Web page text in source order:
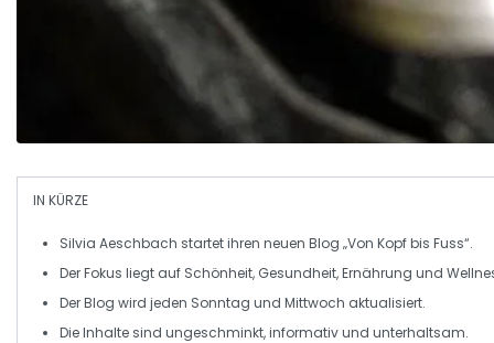
IN KÜRZE
Silvia Aeschbach startet ihren neuen Blog „Von Kopf bis Fuss“.
Der Fokus liegt auf Schönheit, Gesundheit,Ernährung und
Der Blog wird jeden Sonntag und Mittwoch aktualisiert.
Die Inhalte sind ungeschminkt, informativ und unterhaltsam.